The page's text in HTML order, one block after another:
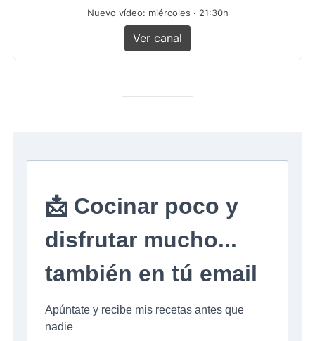
Nuevo vídeo: miércoles · 21:30h
Ver canal